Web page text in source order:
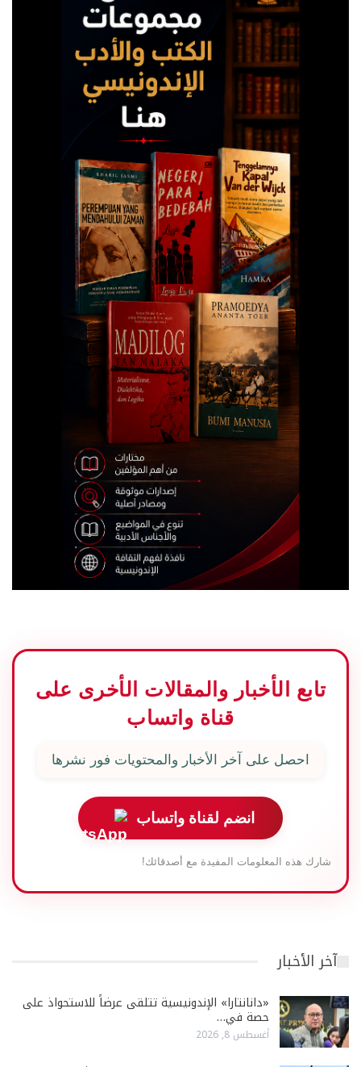
تابع الأخبار والمقالات الأخرى على
قناة واتساب
احصل على آخر الأخبار والمحتويات فور نشرها
انضم لقناة واتساب
شارك هذه المعلومات المفيدة مع أصدقائك!
آخر الأخبار
«دانانتارا» الإندونيسية تتلقى عرضاً للاستحواذ على
حصة في…
أغسطس 8, 2026